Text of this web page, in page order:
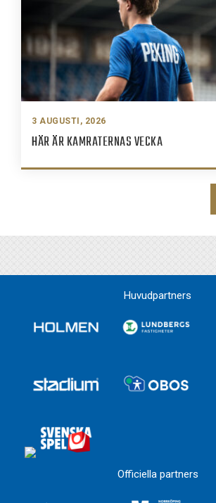
3 AUGUSTI, 2026
HÄR ÄR KAMRATERNAS VECKA
Huvudpartners
Officiella partners